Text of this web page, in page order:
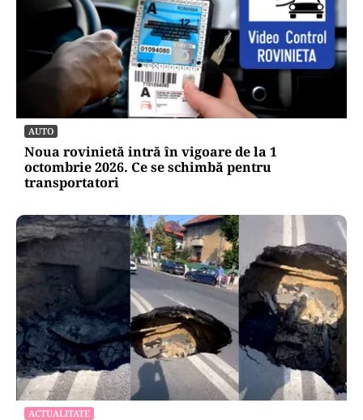
AUTO
Noua rovinietă intră în vigoare de la 1
octombrie 2026. Ce se schimbă pentru
transportatori
ACTUALITATE